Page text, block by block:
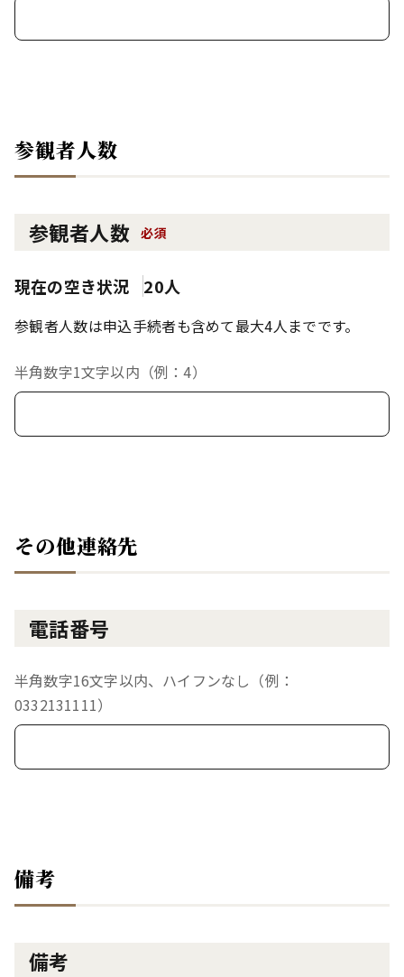
参観者人数
参観者人数 必須
現在の空き状況 20人
参観者人数は申込手続者も含めて最大4人までです。
半角数字1文字以内（例：4）
その他連絡先
電話番号
半角数字16文字以内、ハイフンなし（例：
0332131111）
備考
備考